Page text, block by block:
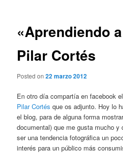
«Aprendiendo
Pilar Cortés
Posted on22 marzo 2012
En otro día compartía en facebook
Pilar Cortés que os adjunto. Hoy lo
el blog, para de alguna forma
documental) que me gusta mucho y
ser una tendencia fotográfica un
interés para un público más